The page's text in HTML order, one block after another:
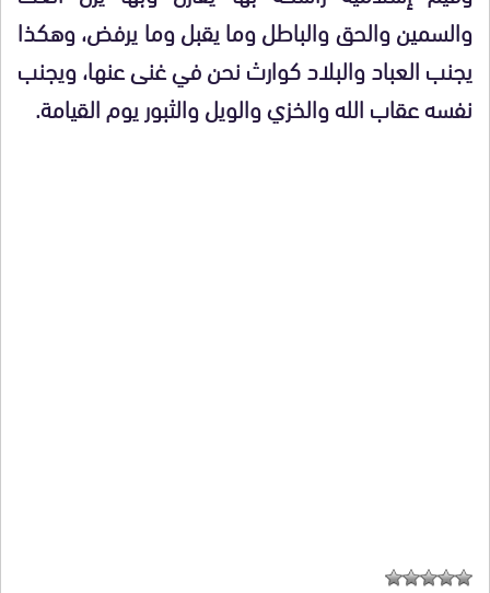
والسمين والحق والباطل وما يقبل وما يرفض، وهكذا
يجنب العباد والبلاد كوارث نحن في غنى عنها، ويجنب
نفسه عقاب الله والخزي والويل والثبور يوم القيامة.